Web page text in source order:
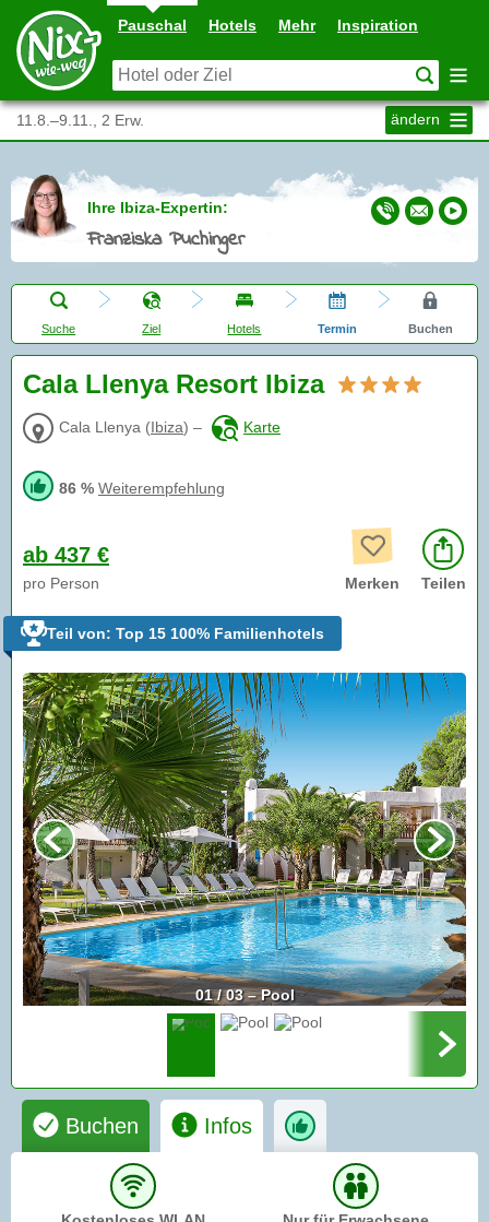
Pauschal Hotels Mehr Inspiration
11.8.–9.11., 2 Erw. ändern
Ihre Ibiza-Expertin:
Franziska Puchinger
Suche Ziel Hotels Termin Buchen
Cala Llenya Resort Ibiza
Cala Llenya (Ibiza) – Karte
86 % Weiterempfehlung
ab 437 €
pro Person Merken Teilen
Teil von: Top 15 100% Familienhotels
01 / 03 – Pool
Buchen Infos